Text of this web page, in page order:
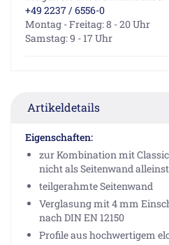
+49 2237 / 6556-0
Montag - Freitag: 8 - 20 Uhr
Samstag: 9 - 17 Uhr
Artikeldetails
Eigenschaften:
zur Kombination mit
nicht als Seitenwand
teilgerahmte Seitenwand
Verglasung mit 4 mm
nach DIN EN 12150
Profile aus hochwertigem